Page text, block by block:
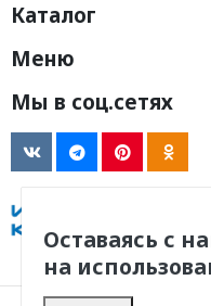
Каталог
Меню
Мы в соц.сетях
Оставаясь с
на